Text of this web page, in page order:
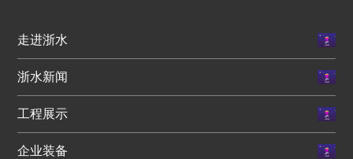
走进浙水
浙水新闻
工程展示
企业装备